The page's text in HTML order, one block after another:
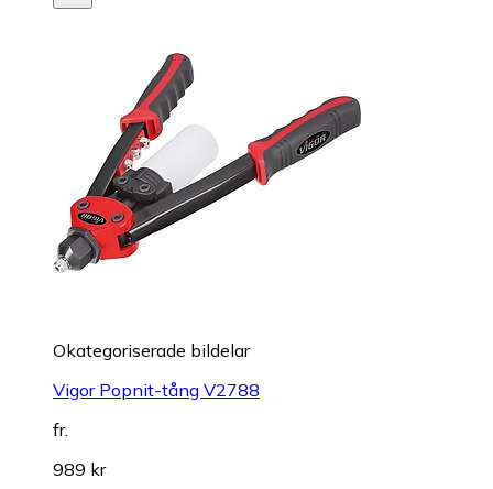
Okategoriserade bildelar
Vigor Popnit-tång V2788
fr.
989 kr